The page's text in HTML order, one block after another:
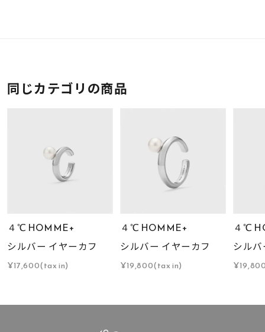
同じカテゴリの商品
４℃ HOMME+
シルバー イヤーカフ
¥17,600(tax in)
４℃ HOMME+
シルバー イヤーカフ
¥19,800(tax in)
４℃
シル